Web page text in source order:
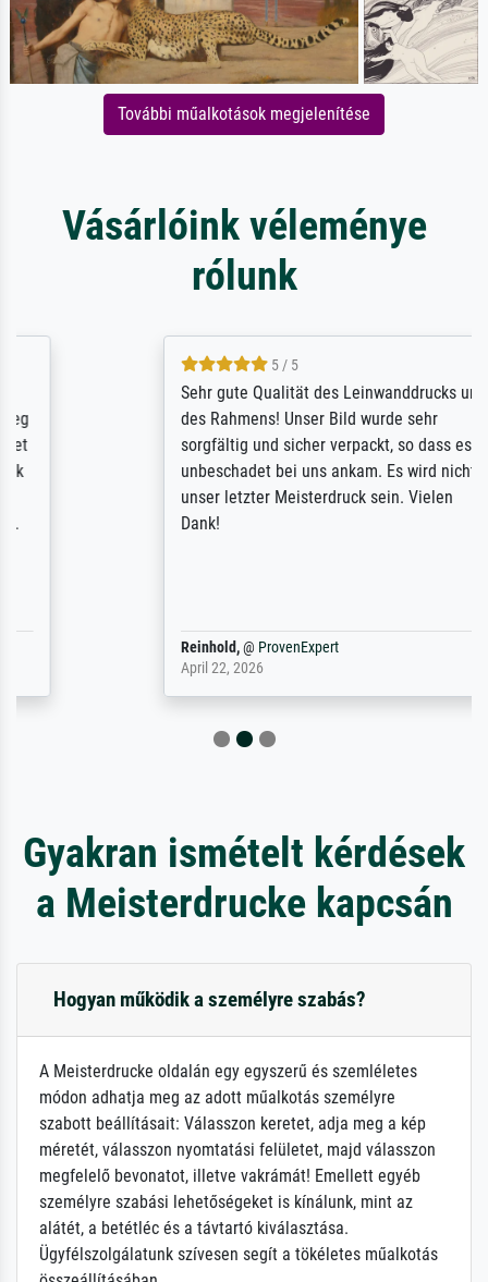
További műalkotások megjelenítése
Vásárlóink véleménye
rólunk
5 / 5
Sehr gute Qualität des Leinwanddrucks und
des Rahmens! Unser Bild wurde sehr
sorgfältig und sicher verpackt, so dass es
unbeschadet bei uns ankam. Es wird nicht
unser letzter Meisterdruck sein. Vielen
ProvenExpert
Gyakran ismételt kérdések
a Meisterdrucke kapcsán
Hogyan működik a személyre szabás?
A Meisterdrucke oldalán egy egyszerű és szemléletes
módon adhatja meg az adott műalkotás személyre
szabott beállításait: Válasszon keretet, adja meg a kép
méretét, válasszon nyomtatási felületet, majd válasszon
megfelelő bevonatot, illetve vakrámát! Emellett egyéb
személyre szabási lehetőségeket is kínálunk, mint az
alátét, a betétléc és a távtartó kiválasztása.
Ügyfélszolgálatunk szívesen segít a tökéletes műalkotás